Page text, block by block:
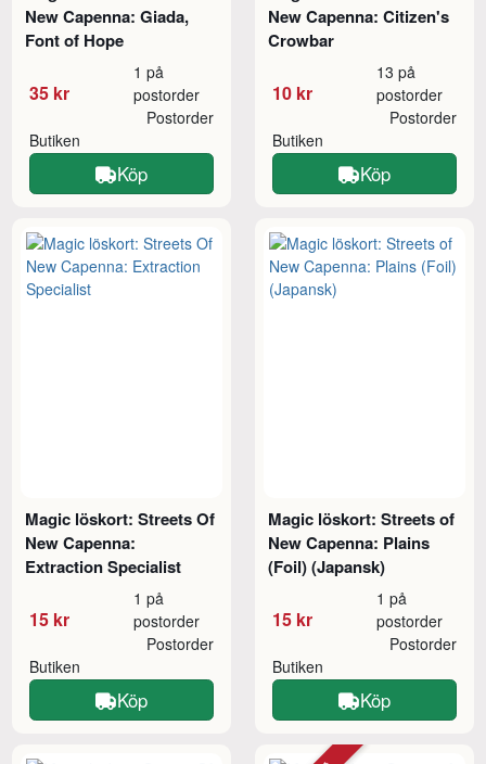
New Capenna: Giada,
Font of Hope
35 kr
1 på
postorder
Butiken
Postorder
Köp
New Capenna: Citizen's
Crowbar
10 kr
13 på
postorder
Butiken
Postorder
Köp
Magic löskort: Streets Of
New Capenna:
Extraction Specialist
15 kr
1 på
postorder
Butiken
Postorder
Köp
Magic löskort: Streets of
New Capenna: Plains
(Foil) (Japansk)
15 kr
1 på
postorder
Butiken
Postorder
Köp